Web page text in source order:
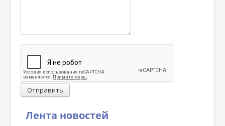
Лента новостей
Отправить